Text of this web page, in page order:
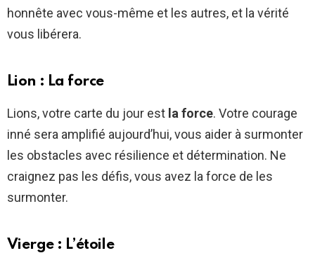
honnête avec vous-même et les autres, et la vérité
vous libérera.
Lion : La force
Lions, votre carte du jour est la force. Votre courage
inné sera amplifié aujourd’hui, vous aider à surmonter
les obstacles avec résilience et détermination. Ne
craignez pas les défis, vous avez la force de les
surmonter.
Vierge : L’étoile